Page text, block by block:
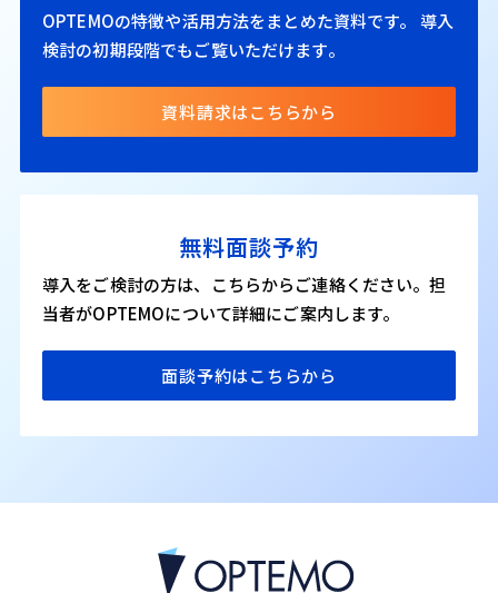
OPTEMOの特徴や活用方法をまとめた資料です。
導入
検討の初期段階でもご覧いただけます。
資料請求はこちらから
無料面談予約
導入をご検討の方は、こちらからご連絡ください。担
当者がOPTEMOについて詳細にご案内します。
面談予約はこちらから